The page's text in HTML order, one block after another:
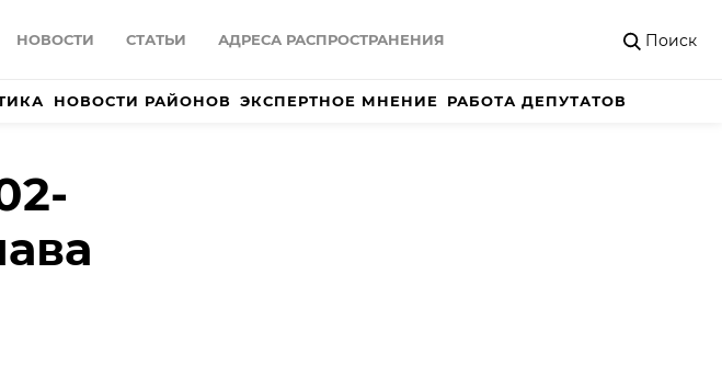
НОВОСТИ СТАТЬИ АДРЕСА РАСПРОСТРАНЕНИЯ Поиск
НОВОСТИ РАЙОНОВ ЭКСПЕРТНОЕ МНЕНИЕ РАБОТА ДЕПУТАТОВ